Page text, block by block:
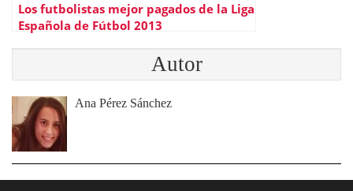
Los futbolistas mejor pagados de la Liga
Española de Fútbol 2013
Autor
Ana Pérez Sánchez